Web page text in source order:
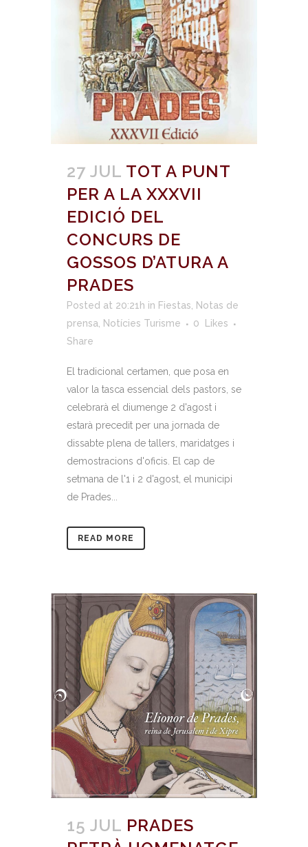
27 JUL TOT A PUNT
PER A LA XXXVII
EDICIÓ DEL
CONCURS DE
GOSSOS D’ATURA A
PRADES
Posted at 20:21h in Fiestas, Notas de
prensa, Notícies Turisme 0
Likes
Share
El tradicional certamen, que posa en
valor la tasca essencial dels pastors, se
celebrarà el diumenge 2 d'agost i
estarà precedit per una jornada de
dissabte plena de tallers, maridatges i
demostracions d'oficis. El cap de
setmana de l'1 i 2 d'agost, el municipi
de Prades...
READ MORE
15 JUL PRADES